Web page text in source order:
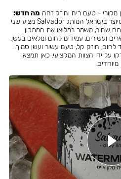
מקורי - טעם ריח וחוזק זהה מה חדש:
- עמיד יותר לחום - אריזה נוחה - מיוצר בישראל המותג Salvador מציע שני
שחור, משמר במלואו את המתכון
לחום, חוזק קל, טעם עשיר ועשן סמיך.
על ידי הצוות המקצועי. כאן תמצאו